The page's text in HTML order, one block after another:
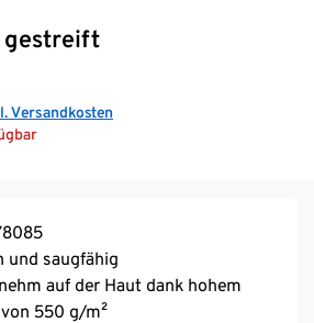
gestreift
Versandkosten
und saugfähig
auf der Haut dank hohem
550 g/m²